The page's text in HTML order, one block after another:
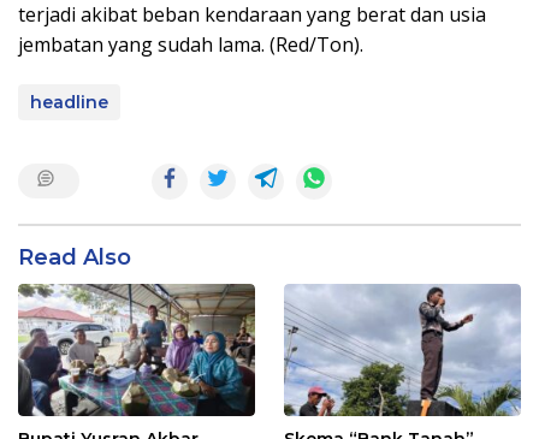
terjadi akibat beban kendaraan yang berat dan usia
jembatan yang sudah lama. (Red/Ton).
headline
Read Also